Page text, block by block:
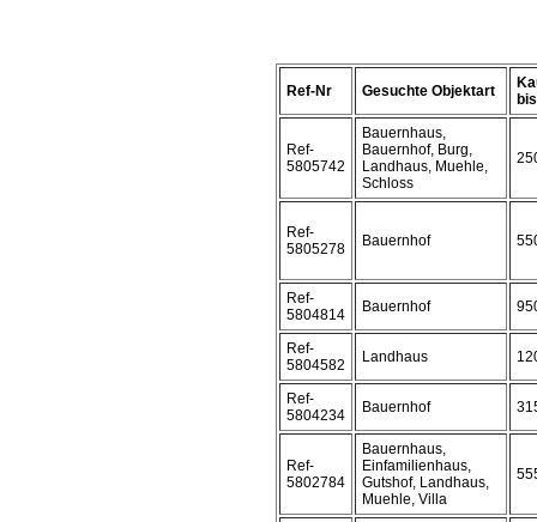
Ref-Nr Gesuchte Objektart
Ref-
5805742
Bauernhaus,
Bauernhof, Burg,
Landhaus, Muehle,
Schloss
Ref-
5805278
Bauernhof
Ref-
5804814
Bauernhof
Ref-
5804582
Landhaus
Ref-
5804234
Bauernhof
Ref-
5802784
Bauernhaus,
Einfamilienhaus,
Gutshof, Landhaus,
Muehle, Villa